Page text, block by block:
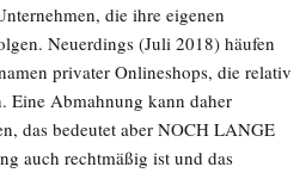
die ihre eigenen
Neuerdings (Juli 2018) häufen
privater Onlineshops, die relativ
Abmahnung kann daher
das bedeutet aber NOCH LANGE
auch rechtmäßig ist und das